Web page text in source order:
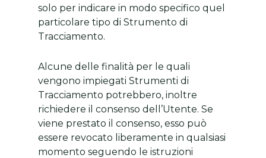
solo per indicare in modo specifico quel
particolare tipo di Strumento di
Tracciamento.
Alcune delle finalità per le quali
vengono impiegati Strumenti di
Tracciamento potrebbero, inoltre
richiedere il consenso dell’Utente. Se
viene prestato il consenso, esso può
essere revocato liberamente in qualsiasi
momento seguendo le istruzioni